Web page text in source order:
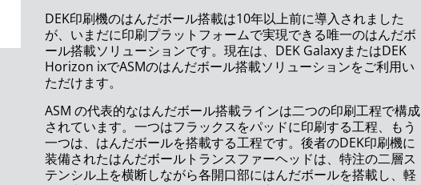
品発売イベント
ジア地域（中
ージングディレ
「オープンオー
DEK印刷機のはんだボール搭載は10年以上前に導入されました
が、いまだに印刷プラットフォームで実現できる唯一のはんだボ
ール搭載ソリューションです。現在は、 DEK GalaxyまたはDEK
Horizon ixでASMのはんだボール搭載ソリューションをご利用い
ただけます。
ASMの代表的なはんだボール搭載ラインは二つの印刷工程で構成
されています。一つはフラックスをパッドに印刷する工程、もう
一つは、はんだボールを搭載する工程です。後者のDEK印刷機に
装備されたはんだボールトランスファーヘッドは、特注の二層ス
テンシル上を横断しながら各開口部にはんだボールを搭載し、軽